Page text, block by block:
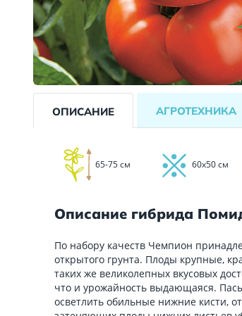
ОПИСАНИЕ АГРОТЕХНИКА
65-75 см 60х50 см
Описание гибрида
По набору качеств Чемпион
открытого грунта. Плоды крупные,
таких же великолепных вкусовых
что и урожайность выдающаяся.
осветлить обильные нижние кисти,